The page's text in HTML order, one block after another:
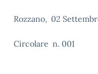
Rozzano, 02
Circolare n. 001
Ai